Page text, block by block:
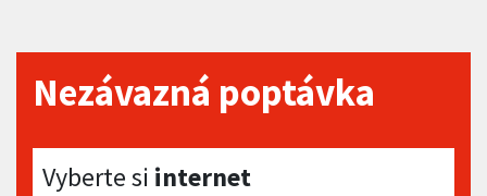
Nezávazná poptávka
Vyberte si internet
Vyberte si internet